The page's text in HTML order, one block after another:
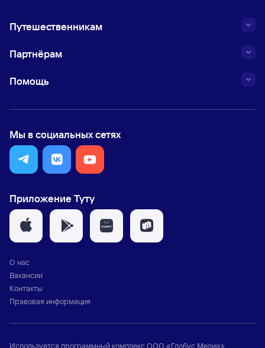
Путешественникам
Партнёрам
Помощь
Мы в социальных сетях
Приложение Туту
О нас
Вакансии
Контакты
Правовая информация
Используется программный комплексООО «Глобус Медиа»